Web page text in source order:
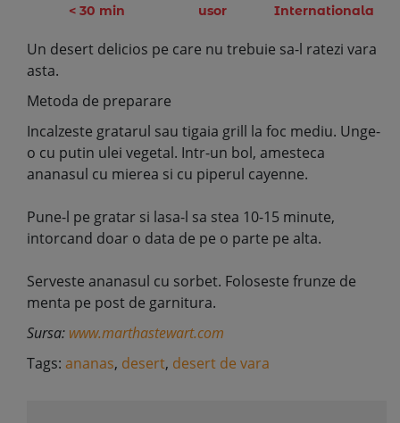
< 30 min usor Internationala
Un desert delicios pe care nu trebuie sa-l ratezi vara
asta.
Metoda de preparare
Incalzeste gratarul sau tigaia grill la foc mediu. Unge-
o cu putin ulei vegetal. Intr-un bol, amesteca
ananasul cu mierea si cu piperul cayenne.
Pune-l pe gratar si lasa-l sa stea 10-15 minute,
intorcand doar o data de pe o parte pe alta.
Serveste ananasul cu sorbet. Foloseste frunze de
menta pe post de garnitura.
Sursa: www.marthastewart.com
Tags: ananas, desert, desert de vara